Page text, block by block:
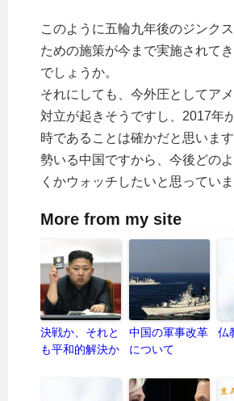
このように五輪九年後のジンク
ための施策が今まで実施されて
でしょうか。
それにしても、今外圧としてア
対立が起きそうですし、2017年
時であることは確かだと思いま
勢いる中国ですから、今後どの
くかウォッチしたいと思っていま
More from my site
決戦か、それと
も平和的解決か
中国の軍事改革
について
仏